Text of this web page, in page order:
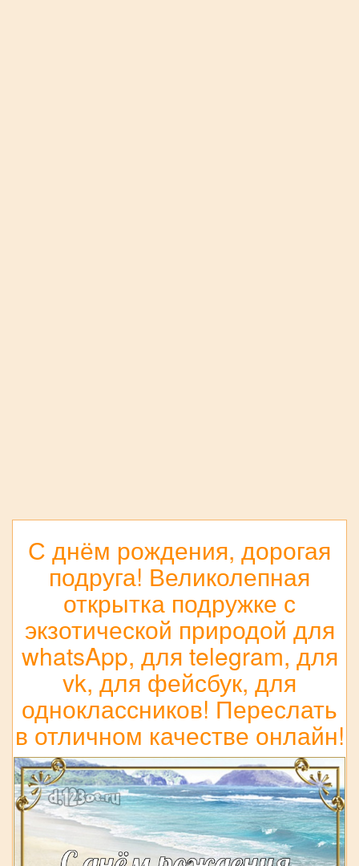
С днём рождения, дорогая
подруга! Великолепная
открытка подружке с
экзотической природой для
whatsApp, для telegram, для
vk, для фейсбук, для
одноклассников! Переслать
в отличном качестве онлайн!